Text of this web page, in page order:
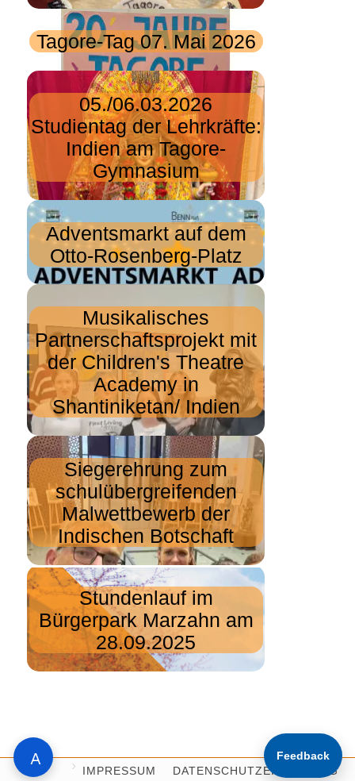
A
Tagore-Tag 07. Mai 2026
05./06.03.2026
Studientag der Lehrkräfte:
Indien am Tagore-
Gymnasium
Adventsmarkt auf dem
Otto-Rosenberg-Platz
Musikalisches
Partnerschaftsprojekt mit
der Children's Theatre
Academy in
Shantiniketan/ Indien
Siegerehrung zum
schulübergreifenden
Malwettbewerb der
Indischen Botschaft
Stundenlauf im
Bürgerpark Marzahn am
28.09.2025
IMPRESSUM DATENSCHUTZERKLÄRUNG
Feedback